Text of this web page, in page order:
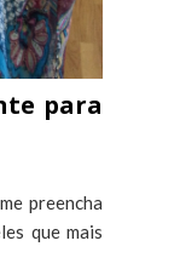
para
preencha
que mais